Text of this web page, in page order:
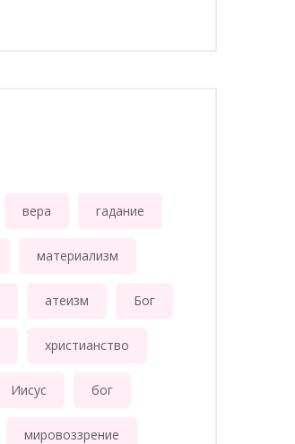
вера гадание
материализм
атеизм Бог
христианство
Иисус бог
мировоззрение